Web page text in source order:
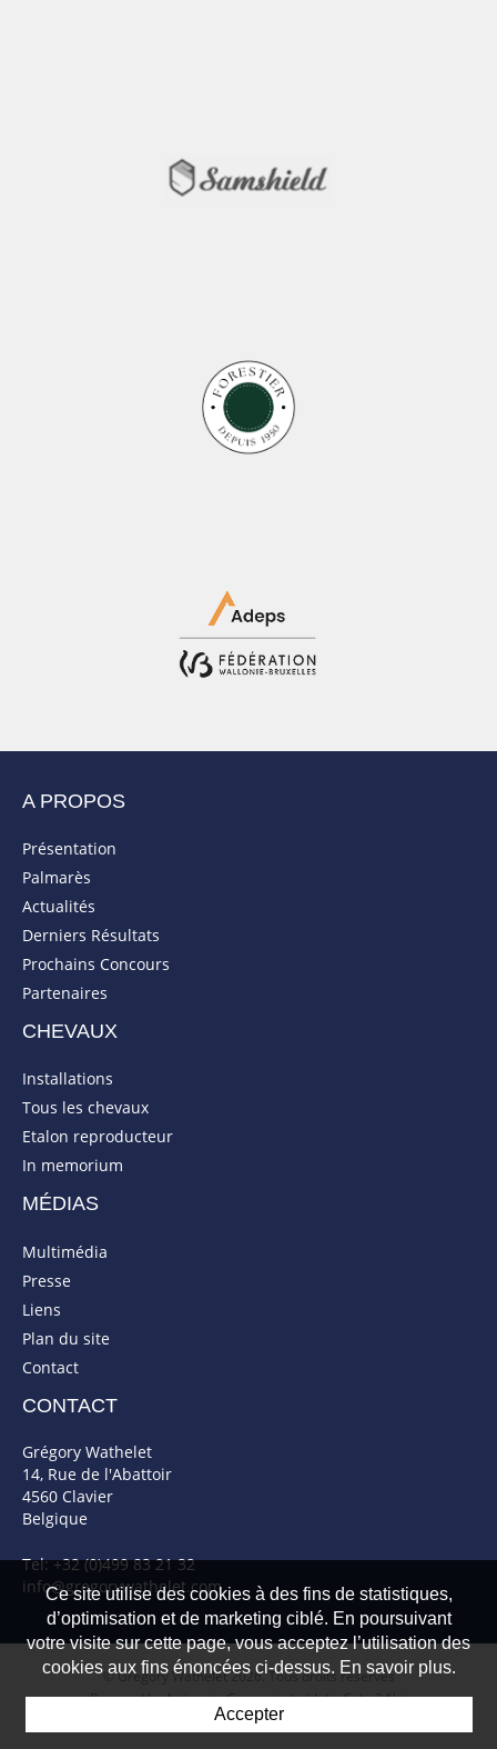
A PROPOS
Présentation
Palmarès
Actualités
Derniers Résultats
Prochains Concours
Partenaires
CHEVAUX
Installations
Tous les chevaux
Etalon reproducteur
In memorium
MÉDIAS
Multimédia
Presse
Liens
Plan du site
Contact
CONTACT
Grégory Wathelet
14, Rue de l'Abattoir
4560 Clavier
Belgique
Tel: +32 (0)499 83 21 32
info@gregorywathelet.com
© Gregory Wathelet 2026. Tous droits réservés
Powered by Artionet-Generated with IceCube2.Net
Ce site utilise des cookies à des fins de statistiques,
d’optimisation et de marketing ciblé. En poursuivant
votre visite sur cette page, vous acceptez l’utilisation des
cookies aux fins énoncées ci-dessus. En savoir plus.
Accepter